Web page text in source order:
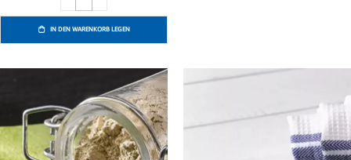
IN DEN WARENKORB LEGEN